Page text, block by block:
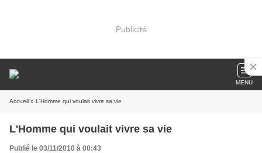
Publicité
MENU
Accueil » L'Homme qui voulait vivre sa vie
L'Homme qui voulait vivre sa vie
Publié le 03/11/2010 à 00:43